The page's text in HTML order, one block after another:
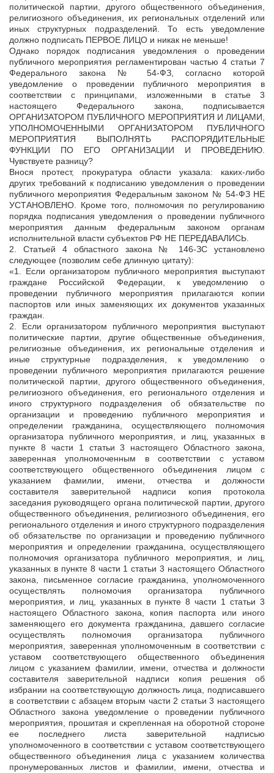
политической партии, другого общественного объединения,
религиозного объединения, их региональных отделений или
иных структурных подразделений. То есть уведомление
должно подписать ПЕРВОЕ ЛИЦО и никак не меньше!
Однако порядок подписания уведомления о проведении
публичного мероприятия регламентирован частью 4 статьи 7
Федерального закона № 54-ФЗ, согласно которой
уведомление о проведении публичного мероприятия в
соответствии с принципами, изложенными в статье 3
настоящего Федерального закона, подписывается
ОРГАНИЗАТОРОМ ПУБЛИЧНОГО МЕРОПРИЯТИЯ И ЛИЦАМИ,
УПОЛНОМОЧЕННЫМИ ОРГАНИЗАТОРОМ ПУБЛИЧНОГО
МЕРОПРИЯТИЯ ВЫПОЛНЯТЬ РАСПОРЯДИТЕЛЬНЫЕ
ФУНКЦИИ ПО ЕГО ОРГАНИЗАЦИИ И ПРОВЕДЕНИЮ.
Чувствуете разницу?
Внося протест, прокуратура области указала: каких-либо
других требований к подписанию уведомления о проведении
публичного мероприятия Федеральным законом № 54-ФЗ НЕ
УСТАНОВЛЕНО. Кроме того, полномочия по регулированию
порядка подписания уведомления о проведении публичного
мероприятия данным федеральным законом органам
исполнительной власти субъектов РФ НЕ ПЕРЕДАВАЛИСЬ.
2. Статьей 4 областного закона № 146-ЗС установлено
следующее (позволим себе длинную цитату):
«1. Если организатором публичного мероприятия выступают
граждане Российской Федерации, к уведомлению о
проведении публичного мероприятия прилагаются копии
паспортов или иных заменяющих их документов указанных
граждан.
2. Если организатором публичного мероприятия выступают
политические партии, другие общественные объединения,
религиозные объединения, их региональные отделения и
иные структурные подразделения, к уведомлению о
проведении публичного мероприятия прилагаются решение
политической партии, другого общественного объединения,
религиозного объединения, его регионального отделения и
иного структурного подразделения об обязательстве по
организации и проведению публичного мероприятия и
определении гражданина, осуществляющего полномочия
организатора публичного мероприятия, и лиц, указанных в
пункте 8 части 1 статьи 3 настоящего Областного закона,
заверенная уполномоченным в соответствии с уставом
соответствующего общественного объединения лицом с
указанием фамилии, имени, отчества и должности
составителя заверительной надписи копия протокола
заседания руководящего органа политической партии, другого
общественного объединения, религиозного объединения, его
регионального отделения и иного структурного подразделения
об обязательстве по организации и проведению публичного
мероприятия и определении гражданина, осуществляющего
полномочия организатора публичного мероприятия, и лиц,
указанных в пункте 8 части 1 статьи 3 настоящего Областного
закона, письменное согласие гражданина, уполномоченного
осуществлять полномочия организатора публичного
мероприятия, и лиц, указанных в пункте 8 части 1 статьи 3
настоящего Областного закона, копия паспорта или иного
заменяющего его документа гражданина, давшего согласие
осуществлять полномочия организатора публичного
мероприятия, заверенная уполномоченным в соответствии с
уставом соответствующего общественного объединения
лицом с указанием фамилии, имени, отчества и должности
составителя заверительной надписи копия решения об
избрании на соответствующую должность лица, подписавшего
в соответствии с абзацем вторым части 2 статьи 3 настоящего
Областного закона уведомление о проведении публичного
мероприятия, прошитая и скрепленная на оборотной стороне
ее последнего листа заверительной надписью
уполномоченного в соответствии с уставом соответствующего
общественного объединения лица с указанием количества
пронумерованных листов и фамилии, имени, отчества и